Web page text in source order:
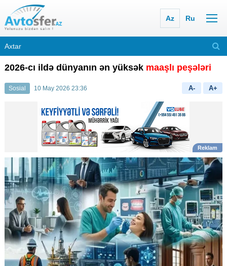
Az Ru
2026-cı ildə dünyanın ən yüksək maaşlı peşələri
Sosial 10 May 2026 23:36 A- A+